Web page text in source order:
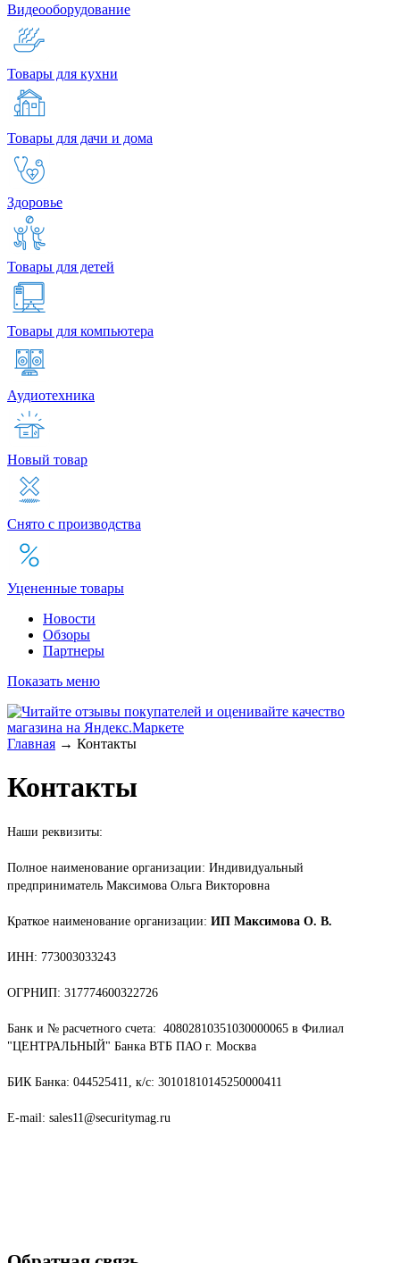
Видеооборудование
Товары для кухни
Товары для дачи и дома
Здоровье
Товары для детей
Товары для компьютера
Аудиотехника
Новый товар
Снято с производства
Уцененные товары
Новости
Обзоры
Партнеры
Показать меню
Главная → Контакты
Контакты
Наши реквизиты:
Полное наименование организации: Индивидуальный
предприниматель Максимова Ольга Викторовна
Краткое наименование организации: ИП Максимова О. В.
ИНН: 773003033243
ОГРНИП: 317774600322726
Банк и № расчетного счета: 40802810351030000065 в Филиал
"ЦЕНТРАЛЬНЫЙ" Банка ВТБ ПАО г. Москва
БИК Банка: 044525411, к/с: 30101810145250000411
E-mail: sales11@securitymag.ru